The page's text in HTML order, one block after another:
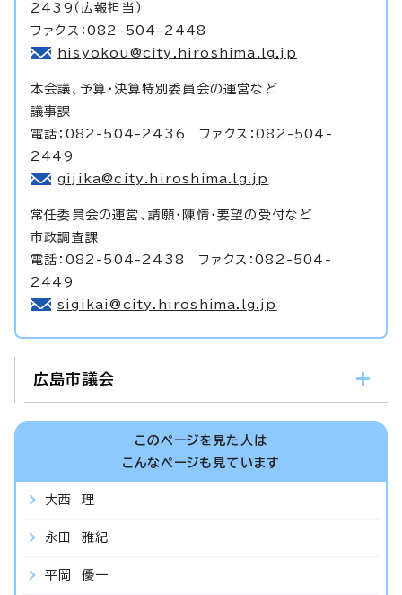
2439（広報担当）
ファクス：082-504-2448
hisyokou@city.hiroshima.lg.jp
本会議、予算・決算特別委員会の運営など
議事課
電話：082-504-2436 ファクス：082-504-
2449
gijika@city.hiroshima.lg.jp
常任委員会の運営、請願・陳情・要望の受付など
市政調査課
電話：082-504-2438 ファクス：082-504-
2449
sigikai@city.hiroshima.lg.jp
広島市議会
このページを見た人は
こんなページも見ています
大西 理
永田 雅紀
平岡 優一